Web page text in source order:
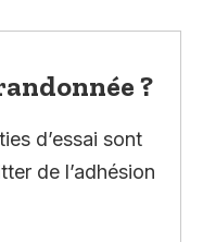
?
d’essai sont
de l’adhésion